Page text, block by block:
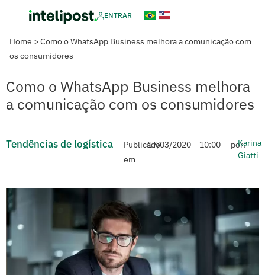
ENTRAR
Home > Como o WhatsApp Business melhora a comunicação com
os consumidores
Como o WhatsApp Business melhora
a comunicação com os consumidores
Tendências de logística
Publicado
em
17/03/2020 10:00 por:Karina
Giatti